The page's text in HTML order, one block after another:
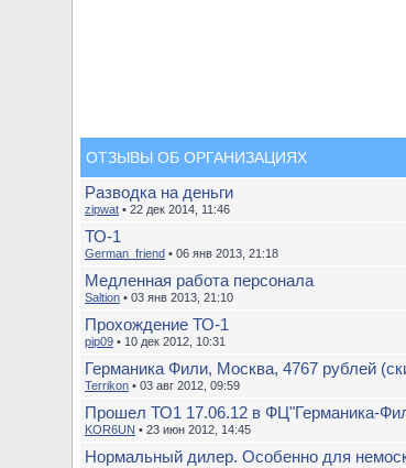
ОТЗЫВЫ ОБ ОРГАНИЗАЦИЯХ
Разводка на деньги
zipwat • 22 дек 2014, 11:46
ТО-1
German_friend • 06 янв 2013, 21:18
Медленная работа персонала
Saltion • 03 янв 2013, 21:10
Прохождение ТО-1
pip09 • 10 дек 2012, 10:31
Германика Фили, Москва, 4767 рублей
Terrikon • 03 авг 2012, 09:59
Прошел ТО1 17.06.12 в ФЦ"Германика-
KOR6UN • 23 июн 2012, 14:45
Нормальный дилер. Особенно для